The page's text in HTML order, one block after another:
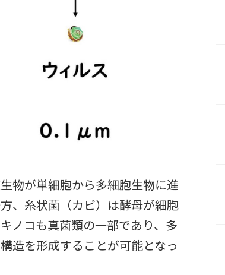
物が単細胞から多細胞生物に進
、糸状菌（カビ）は酵母が細胞
ノコも真菌類の一部であり、多
造を形成することが可能となっ